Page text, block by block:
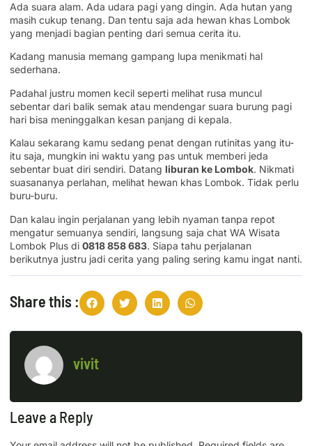
Ada suara alam. Ada udara pagi yang dingin. Ada hutan yang
masih cukup tenang. Dan tentu saja ada hewan khas Lombok
yang menjadi bagian penting dari semua cerita itu.
Kadang manusia memang gampang lupa menikmati hal
sederhana.
Padahal justru momen kecil seperti melihat rusa muncul
sebentar dari balik semak atau mendengar suara burung pagi
hari bisa meninggalkan kesan panjang di kepala.
Kalau sekarang kamu sedang penat dengan rutinitas yang itu-
itu saja, mungkin ini waktu yang pas untuk memberi jeda
sebentar buat diri sendiri. Datang liburan ke Lombok. Nikmati
suasananya perlahan, melihat hewan khas Lombok. Tidak perlu
buru-buru.
Dan kalau ingin perjalanan yang lebih nyaman tanpa repot
mengatur semuanya sendiri, langsung saja chat WA Wisata
Lombok Plus di 0818 858 683. Siapa tahu perjalanan
berikutnya justru jadi cerita yang paling sering kamu ingat nanti.
Share this :
vivit
Leave a Reply